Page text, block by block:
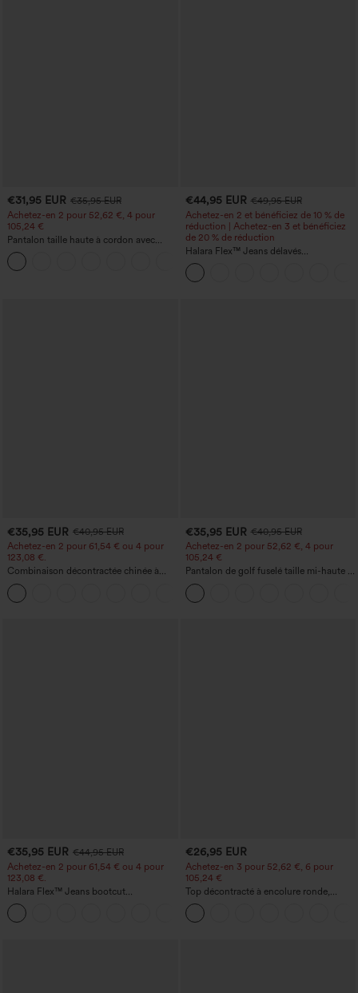
€31,95 EUR €35,95 EUR
Achetez-en 2 pour 52,62 €, 4 pour
105,24 €
Pantalon taille haute à cordon avec
poches, jambe large et coupe ample,
style décontracté, effet lin
€44,95 EUR €49,95 EUR
Achetez-en 2 et bénéficiez de 10 % de
réduction | Achetez-en 3 et bénéficiez
de 20 % de réduction
Halara Flex™ Jeans délavés
décontractés, coupe baggy à jambe
large, taille basse asymétrique, poches
zippées
€35,95 EUR €40,95 EUR
Achetez-en 2 pour 61,54 € ou 4 pour
123,08 €.
Combinaison décontractée chinée à
bretelles réglables, fronces et jambes
larges, avec poches — facile comme
tout
€35,95 EUR €40,95 EUR
Achetez-en 2 pour 52,62 €, 4 pour
105,24 €
Pantalon de golf fuselé taille mi-haute à
cordon, ourlet incurvé, séchage rapide,
avec poches — UPF40+
€35,95 EUR €44,95 EUR
Achetez-en 2 pour 61,54 € ou 4 pour
123,08 €.
Halara Flex™ Jeans bootcut
décontractés taille haute, effet délavé,
avec poches
€26,95 EUR
Achetez-en 3 pour 52,62 €, 6 pour
105,24 €
Top décontracté à encolure ronde,
manches chauve-souris et coupe ample